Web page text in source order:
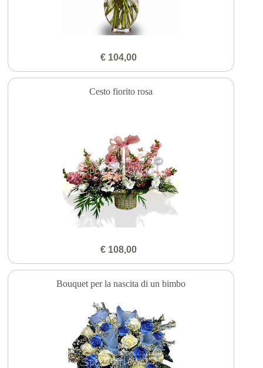
€ 104,00
Cesto fiorito rosa
€ 108,00
Bouquet per la nascita di un bimbo